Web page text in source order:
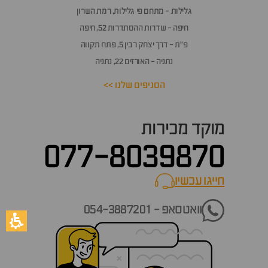
גלילות - מתחם פי גלילות, רמת השרון
חיפה - שדרות ההסתדרות 52, חיפה
פ״ת - דרך יצחק רבין 5, פתח תקווה
נתניה - האורזים 22, נתניה
הסניפים שלנו >>
מוקד מכירות
077-8039870
חייגו עכשיוcall now
וואטסאפ - 054-3887201